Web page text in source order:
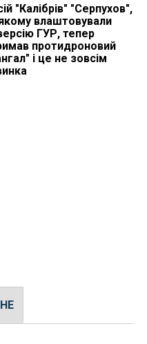
"Калібрів" "Серпухов",
влаштовували
ГУР, тепер
протидроновий
і це не зовсім